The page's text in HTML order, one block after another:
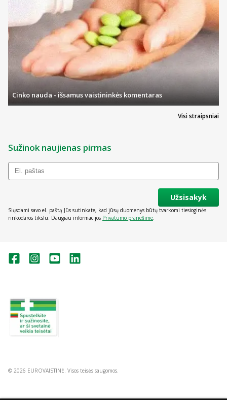
Visi straipsniai
Cinko nauda - išsamus vaistininkės komentaras
Sužinok naujienas pirmas
Užsisakyk
Siųsdami savo el. paštą Jūs sutinkate, kad jūsų duomenys būtų tvarkomi tiesioginės
rinkodaros tikslu. Daugiau informacijos Privatumo pranešime.
© 2026 EUROVAISTINĖ. Visos teisės saugomos.